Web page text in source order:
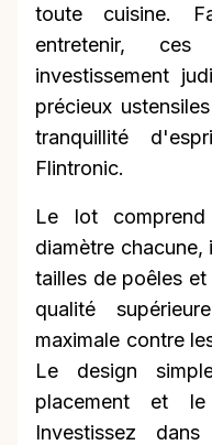
toute cuisine.
entretenir,
investissement
précieux
tranquillité
Flintronic.
Le lot
diamètre
tailles de poêles
qualité
maximale contre
Le design
placement et
Investissez